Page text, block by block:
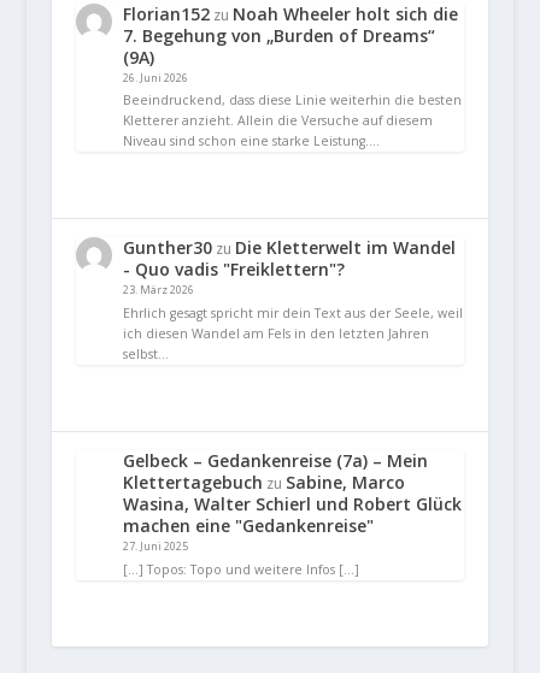
Florian152zu Noah Wheeler holt sich die
7. Begehung von „Burden of Dreams“
(9A)
26. Juni 2026
Beeindruckend, dass diese Linie weiterhin die besten
Kletterer anzieht. Allein die Versuche auf diesem
Niveau sind schon eine starke Leistung.…
Gunther30zu Die Kletterwelt im Wandel
- Quo vadis "Freiklettern"?
23. März 2026
Ehrlich gesagt spricht mir dein Text aus der Seele, weil
ich diesen Wandel am Fels in den letzten Jahren
selbst…
Gelbeck – Gedankenreise (7a) – Mein
Klettertagebuch zu Sabine, Marco
Wasina, Walter Schierl und Robert Glück
machen eine "Gedankenreise"
27. Juni 2025
[…] Topos: Topo und weitere Infos […]